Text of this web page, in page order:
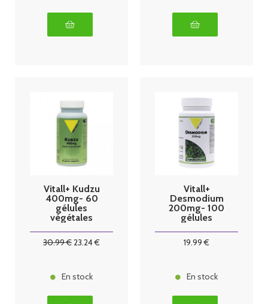
Vitall+ Kudzu
400mg- 60
gélules
végétales
30.99€23.24€
En stock
Vitall+
Desmodium
200mg- 100
gélules
19.99 €
En stock